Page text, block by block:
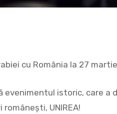
or ESC to close
cu România la 27 martie
evenimentul istoric, care a
UNIREA!